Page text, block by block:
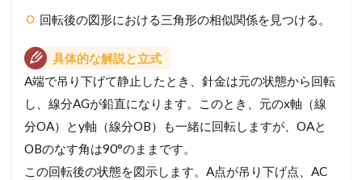
回転後の図形における三角形の相似関係を見つける。
具体的な解説と立式
A端で吊り下げて静止したとき、針金は元の状態から回転
し、線分AGが鉛直になります。このとき、元のx軸（線
分OA）とy軸（線分OB）も一緒に回転しますが、OAと
OBのなす角は90°のままです。
この回転後の状態を図示します。A点が吊り下げ点、AC